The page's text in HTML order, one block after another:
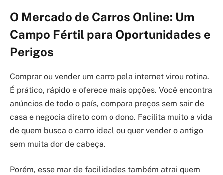
O Mercado de Carros Online: Um
Campo Fértil para Oportunidades e
Perigos
Comprar ou vender um carro pela internet virou rotina.
É prático, rápido e oferece mais opções. Você encontra
anúncios de todo o país, compara preços sem sair de
casa e negocia direto com o dono. Facilita muito a vida
de quem busca o carro ideal ou quer vender o antigo
sem muita dor de cabeça.
Porém, esse mar de facilidades também atrai quem